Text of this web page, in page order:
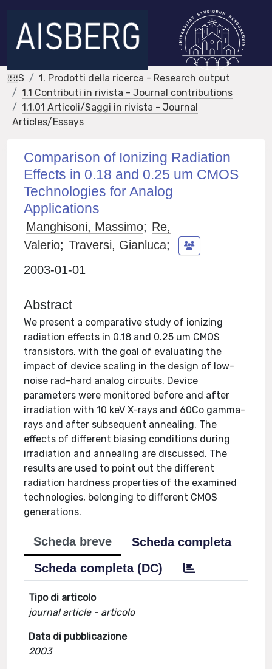
IRIS
1. Prodotti della ricerca - Research output
1.1 Contributi in rivista - Journal contributions
1.1.01 Articoli/Saggi in rivista - Journal
Articles/Essays
Comparison of Ionizing Radiation
Effects in 0.18 and 0.25 um CMOS
Technologies for Analog
Applications
Manghisoni, Massimo; Re,
Valerio; Traversi, Gianluca;
2003-01-01
Abstract
We present a comparative study of ionizing
radiation effects in 0.18 and 0.25 um CMOS
transistors, with the goal of evaluating the
impact of device scaling in the design of low-
noise rad-hard analog circuits. Device
parameters were monitored before and after
irradiation with 10 keV X-rays and 60Co gamma-
rays and after subsequent annealing. The
effects of different biasing conditions during
irradiation and annealing are discussed. The
results are used to point out the different
radiation hardness properties of the examined
technologies, belonging to different CMOS
generations.
Scheda breve
Scheda completa
Scheda completa (DC)
Tipo di articolo
journal article - articolo
Data di pubblicazione
2003